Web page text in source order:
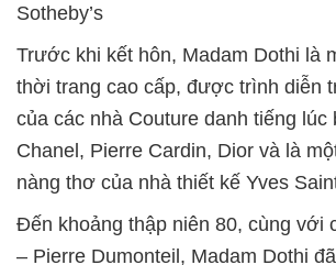
Sotheby’s
Trước khi kết hôn, Madam Dothi là
thời trang cao cấp, được trình diễn
của các nhà Couture danh tiếng
Chanel, Pierre Cardin, Dior và là
nàng thơ của nhà thiết kế Yves
Đến khoảng thập niên 80, cùng với
– Pierre Dumonteil, Madam Dothi